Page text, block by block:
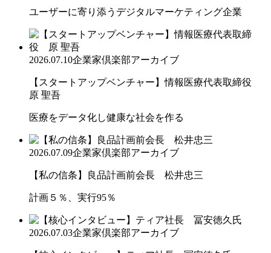
ユーザーに寄り添うデジタルマーケティング企業
2026.07.10企業家倶楽部アーカイブ
【スタートアップベンチャー】情報医療代表取締役
原 聖吾
医療をデータ化し健康な社会を作る
2026.07.09企業家倶楽部アーカイブ
【私の信条】良品計画前会長 松井忠三
計画５％、実行95％
2026.07.03企業家倶楽部アーカイブ